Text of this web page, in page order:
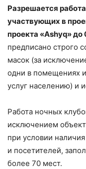
Разрешается
участвующих в
проекта «Ashyq» до
предписано строго
масок (за
одни в помещениях
услуг населению) и
Работа ночных
исключением
при условии
и посетителей,
более 70 мест.